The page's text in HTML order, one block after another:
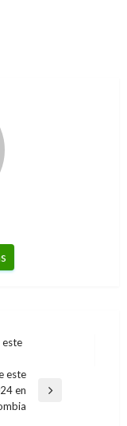
este
este
en